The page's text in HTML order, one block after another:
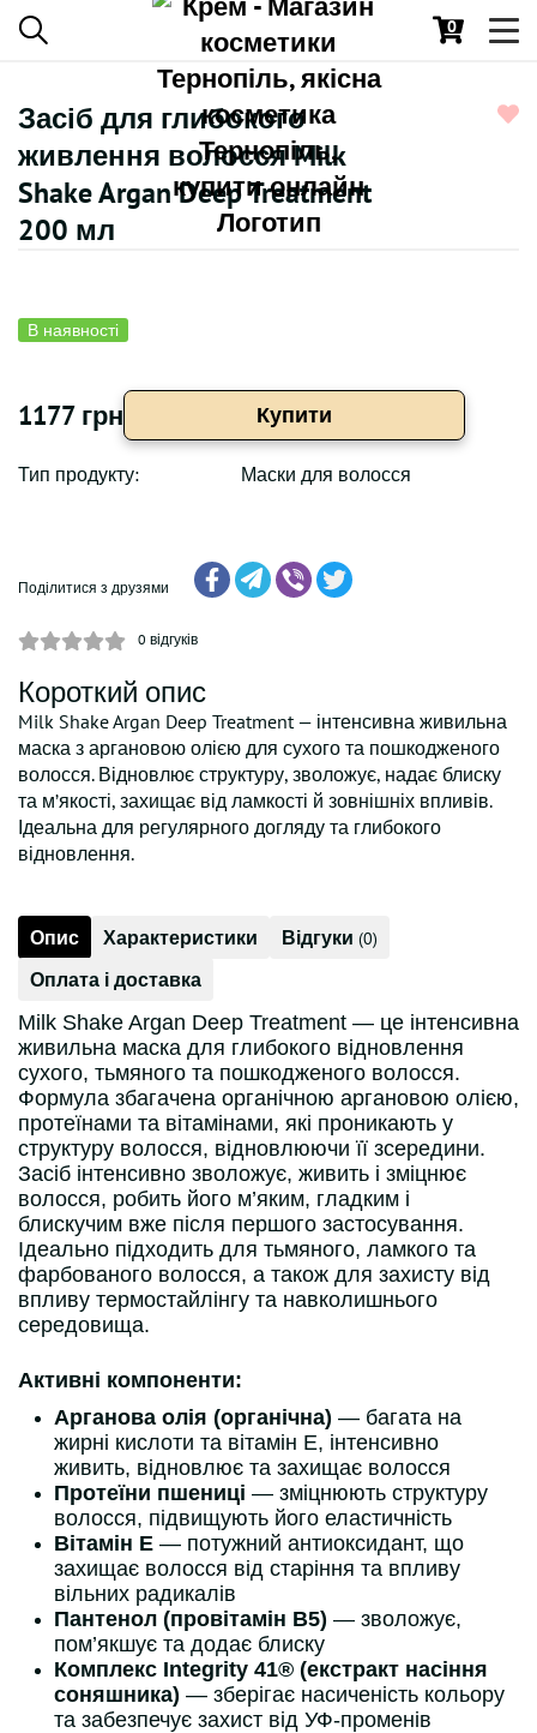
0
Засіб для глибокого
живлення волосся Milk
Shake Argan Deep Treatment
200 мл
В наявності
1177 грн Купити
Тип продукту: Маски для волосся
Поділитися з друзями
0 відгуків
Короткий опис
Milk Shake Argan Deep Treatment — інтенсивна живильна
маска з аргановою олією для сухого та пошкодженого
волосся. Відновлює структуру, зволожує, надає блиску
та м’якості, захищає від ламкості й зовнішніх впливів.
Ідеальна для регулярного догляду та глибокого
відновлення.
Опис Характеристики Відгуки (0)
Оплата і доставка
Milk Shake Argan Deep Treatment — це інтенсивна
живильна маска для глибокого відновлення
сухого, тьмяного та пошкодженого волосся.
Формула збагачена органічною аргановою олією,
протеїнами та вітамінами, які проникають у
структуру волосся, відновлюючи її зсередини.
Засіб інтенсивно зволожує, живить і зміцнює
волосся, робить його м’яким, гладким і
блискучим вже після першого застосування.
Ідеально підходить для тьмяного, ламкого та
фарбованого волосся, а також для захисту від
впливу термостайлінгу та навколишнього
середовища.
Активні компоненти:
Арганова олія (органічна) — багата на
жирні кислоти та вітамін Е, інтенсивно
живить, відновлює та захищає волосся
Протеїни пшениці — зміцнюють структуру
волосся, підвищують його еластичність
Вітамін Е — потужний антиоксидант, що
захищає волосся від старіння та впливу
вільних радикалів
Пантенол (провітамін B5) — зволожує,
пом’якшує та додає блиску
Комплекс Integrity 41® (екстракт насіння
соняшника) — зберігає насиченість кольору
та забезпечує захист від УФ-променів